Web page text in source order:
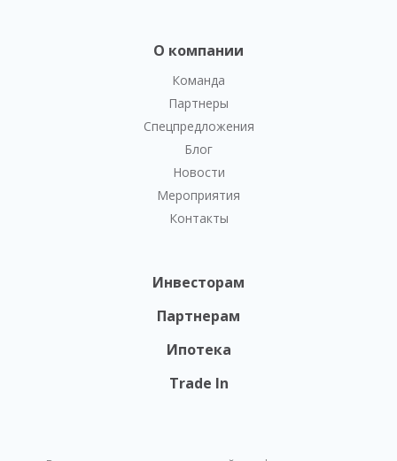
О компании
Команда
Партнеры
Спецпредложения
Блог
Новости
Мероприятия
Контакты
Инвесторам
Партнерам
Ипотека
Trade In